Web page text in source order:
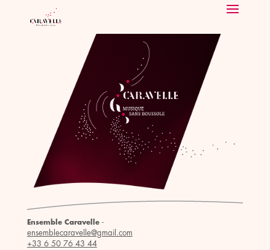
Ensemble Caravelle-
ensemblecaravelle@gmail.com
+33 6 50 76 43 44